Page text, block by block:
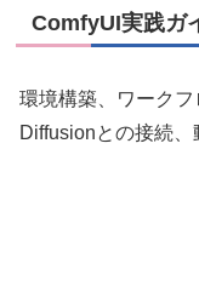
ComfyUI実践ガ
環境構築、ワークフ
Diffusionとの接続、